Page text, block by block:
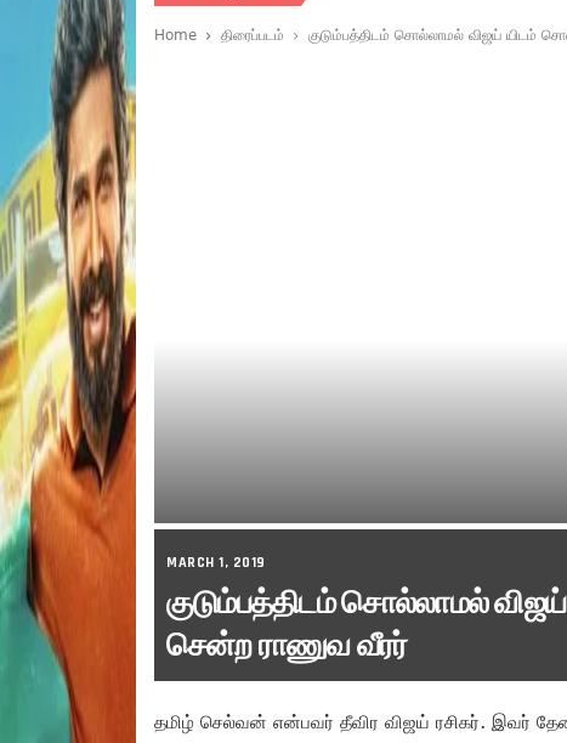
Home திரைப்படம் குடும்பத்திடம் சொல்லாமல் விஜய் யிடம்
MARCH 1, 2019
குடும்பத்திடம் சொல்லாமல்
சென்ற ராணுவ வீரர்
தமிழ் செல்வன் என்பவர் தீவிர விஜய் ரசிகர். இவர்